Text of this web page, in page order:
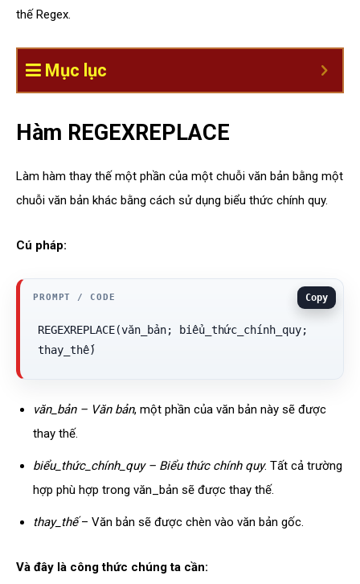
thế Regex.
Mục lục
Hàm REGEXREPLACE
Làm hàm thay thế một phần của một chuỗi văn bản bằng một
chuỗi văn bản khác bằng cách sử dụng biểu thức chính quy.
Cú pháp:
REGEXREPLACE(văn_bản; biểu_thức_chính_quy;
thay_thế)
Copy
văn_bản – Văn bản, một phần của văn bản này sẽ được
thay thế.
biểu_thức_chính_quy – Biểu thức chính quy. Tất cả trường
hợp phù hợp trong văn_bản sẽ được thay thế.
thay_thế– Văn bản sẽ được chèn vào văn bản gốc.
Và đây là công thức chúng ta cần: